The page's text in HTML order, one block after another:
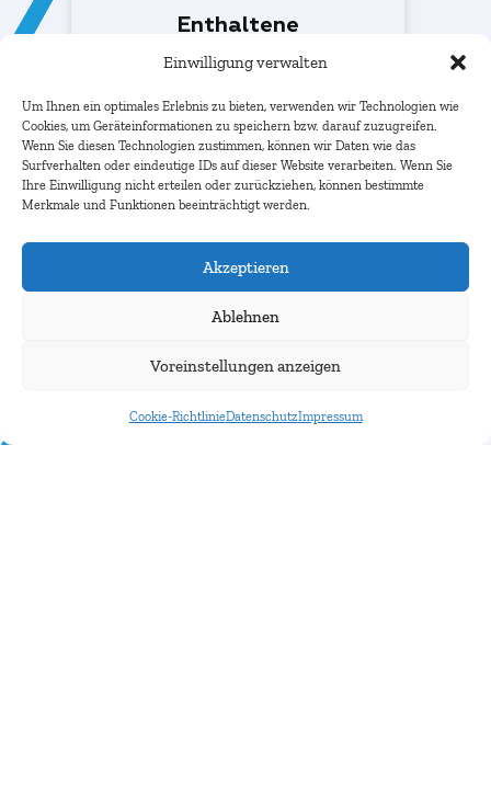
Einwilligung verwalten
Um Ihnen ein optimales Erlebnis zu bieten, verwenden wir Technologien wie
Cookies, um Geräteinformationen zu speichern bzw. darauf zuzugreifen.
Wenn Sie diesen Technologien zustimmen, können wir Daten wie das
Surfverhalten oder eindeutige IDs auf dieser Website verarbeiten. Wenn Sie
Ihre Einwilligung nicht erteilen oder zurückziehen, können bestimmte
Merkmale und Funktionen beeinträchtigt werden.
Akzeptieren
Ablehnen
Voreinstellungen anzeigen
Cookie-RichtlinieDatenschutzImpressum
Enthaltene
Ticketbundle
Hier erhalten Sie alle
Informationen zu den
Veranstaltungen
Frankfurter
Immobilien
Kongress
12.11.2024